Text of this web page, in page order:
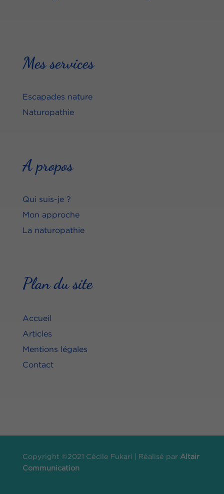
Mes services
Escapades nature
Naturopathie
A propos
Qui suis-je ?
Mon approche
La naturopathie
Plan du site
Accueil
Articles
Mentions légales
Contact
Copyright ©2021 Cécile Fukari | Réalisé par Altair
Communication